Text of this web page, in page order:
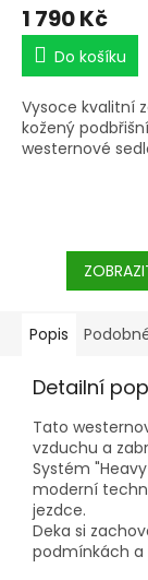
1 790 Kč
Do košíku
Vysoce kvalitní
kožený
westernové
Popis
Detailní
Tato
vzduchu a
Systém
moderní
jezdce.
Deka si
podmínkách a